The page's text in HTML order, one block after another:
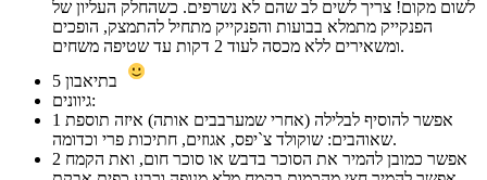
לשום מקום! צריך לשים לב שהם לא נשרפים. כשהחלק העליון של
הפנקייק מתמלא בבועות והפנקייק מתחיל להתמצק, הופכים
ומשאירים ללא מכסה לעוד 2 דקות עד שטיפה משחים.
5
גיוונים:
1
שאוהבים: שוקולד צ`יפס, אגוזים, חתיכות פרי וכדומה.
2